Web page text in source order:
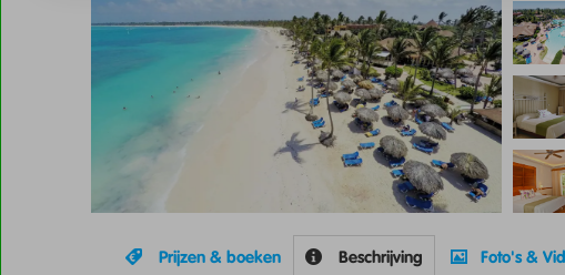
Prijzen & boeken Beschrijving Foto's &